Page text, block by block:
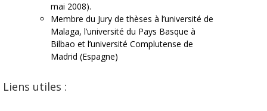
mai 2008).
Membre du Jury de thèses à l’université de
Malaga, l’université du Pays Basque à
Bilbao et l’université Complutense de
Madrid (Espagne)
Liens utiles :